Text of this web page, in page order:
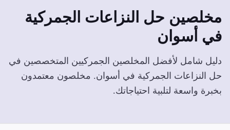
مخلصين حل النزاعات الجمركية
في أسوان
دليل شامل لأفضل المخلصين الجمركيين المتخصصين في
حل النزاعات الجمركية في أسوان. مخلصون معتمدون
بخبرة واسعة لتلبية احتياجاتك.